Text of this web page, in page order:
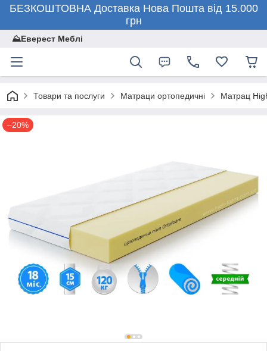
БЕЗКОШТОВНА Доставка Нова Пошта від 15.000
грн
⛰️Еверест Меблі
Товари та послуги Матраци ортопедичні Матрац
–20%